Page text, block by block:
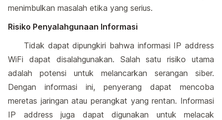
menimbulkan masalah etika yang serius.
Risiko Penyalahgunaan Informasi
Tidak dapat dipungkiri bahwa informasi IP address
WiFi dapat disalahgunakan. Salah satu risiko utama
adalah potensi untuk melancarkan serangan siber.
Dengan informasi ini, penyerang dapat mencoba
meretas jaringan atau perangkat yang rentan. Informasi
IP address juga dapat digunakan untuk melacak